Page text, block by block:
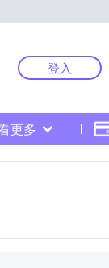
登入
更多